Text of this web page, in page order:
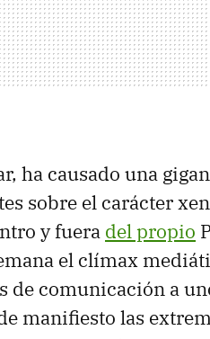
ha causado una
sobre el carácter
y fuera del propio
el clímax
de comunicación a
manifiesto las